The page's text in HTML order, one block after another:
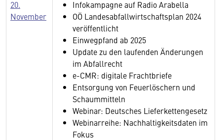
20.
November
Infokampagne auf Radio Arabella
OÖ Landesabfallwirtschaftsplan 2024
veröffentlicht
Einwegpfand ab 2025
Update zu den laufenden Änderungen
im Abfallrecht
e-CMR: digitale Frachtbriefe
Entsorgung von Feuerlöschern und
Schaummitteln
Webinar: Deutsches Lieferkettengesetz
Webinarreihe: Nachhaltigkeitsdaten im
Fokus